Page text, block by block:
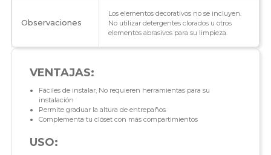
Observaciones
Los elementos decorativos no se incluyen.
No utilizar detergentes clorados u otros
elementos abrasivos para su limpieza.
VENTAJAS:
Fáciles de instalar, No requieren herramientas para su
instalación
Permite graduar la altura de entrepaños
Complementa tu clóset con más compartimientos
USO: